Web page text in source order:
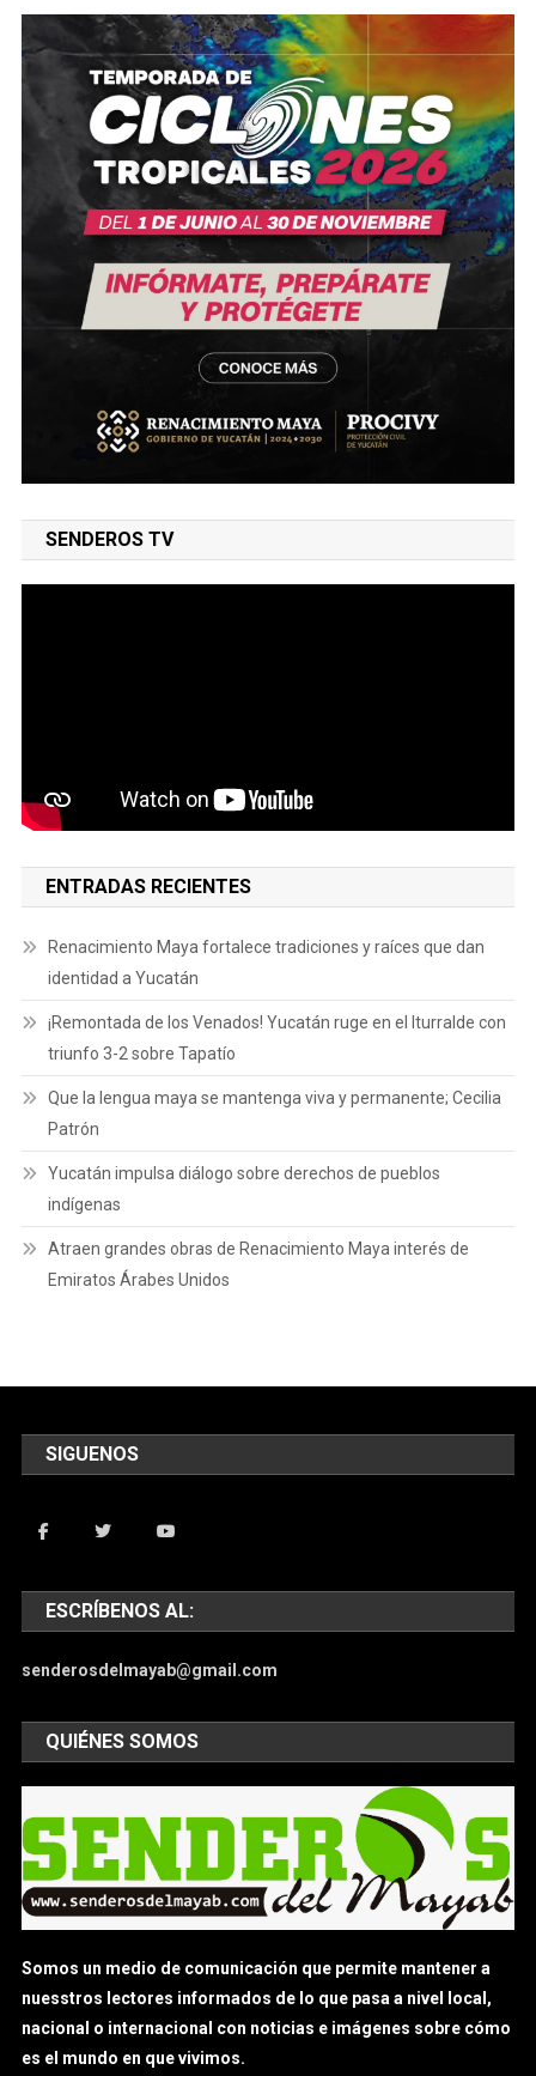
SENDEROS TV
ENTRADAS RECIENTES
Renacimiento Maya fortalece tradiciones y raíces que dan
identidad a Yucatán
¡Remontada de los Venados! Yucatán ruge en el Iturralde con
triunfo 3-2 sobre Tapatío
Que la lengua maya se mantenga viva y permanente; Cecilia
Patrón
Yucatán impulsa diálogo sobre derechos de pueblos
indígenas
Atraen grandes obras de Renacimiento Maya interés de
Emiratos Árabes Unidos
SIGUENOS
ESCRÍBENOS AL:
senderosdelmayab@gmail.com
QUIÉNES SOMOS
Somos un medio de comunicación que permite mantener a
nuesstros lectores informados de lo que pasa a nivel local,
nacional o internacional con noticias e imágenes sobre cómo
es el mundo en que vivimos.